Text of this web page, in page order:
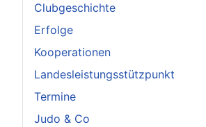
Clubgeschichte
Erfolge
Kooperationen
Landesleistungsstützpunkt
Termine
Judo & Co